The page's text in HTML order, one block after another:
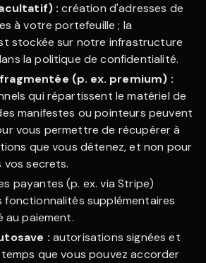
: création d'adresses de
à votre portefeuille ; la
stockée sur notre infrastructure
la politique de confidentialité.
(p. ex. premium) :
qui répartissent le matériel de
manifestes ou pointeurs peuvent
vous permettre de récupérer à
que vous détenez, et non pour
vos secrets.
payantes (p. ex. via Stripe)
fonctionnalités supplémentaires
au paiement.
: autorisations signées et
que vous pouvez accorder